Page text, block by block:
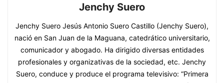
Jenchy Suero
Jenchy Suero Jesús Antonio Suero Castillo (Jenchy Suero),
nació en San Juan de la Maguana, catedrático universitario,
comunicador y abogado. Ha dirigido diversas entidades
profesionales y organizativas de la sociedad, etc. Jenchy
Suero, conduce y produce el programa televisivo: “Primera